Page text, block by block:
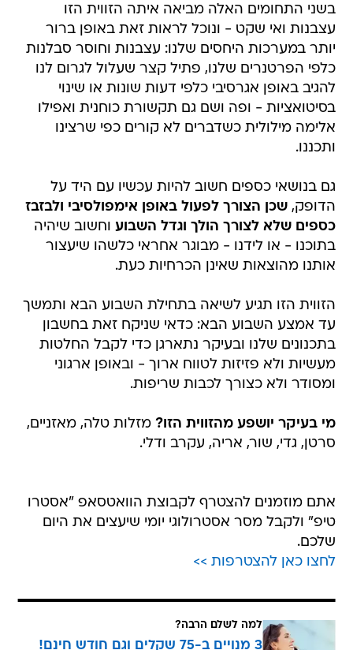
בשני התחומים האלה מביאה איתה הזווית הזו
עצבנות ואי שקט - ונוכל לראות זאת באופן ברור
יותר במערכות היחסים שלנו: עצבנות וחוסר סבלנות
כלפי הפרטנרים שלנו, פתיל קצר שעלול לגרום לנו
להגיב באופן אגרסיבי כלפי דעות שונות או שינוי
בסיטואציות - ופה ושם גם תקשורת כוחנית ואפילו
אלימה מילולית כשדברים לא קורים כפי שרצינו
ותכננו.
גם בנושאי כספים חשוב להיות עכשיו עם היד על
הדופק,שכן הצורך לפעול באופן אימפולסיבי ולבזבז
כספים שלא לצורך הולך וגדל השבוע וחשוב שיהיה
בתוכנו - או לידנו - מבוגר אחראי כלשהו שיעצור
אותנו מהוצאות שאינן הכרחיות כעת.
הזווית הזו תגיע לשיאה בתחילת השבוע הבא ותמשך
עד אמצע השבוע הבא: כדאי שניקח זאת בחשבון
בתכנונים שלנו ובעיקר נתארגן כדי לקבל החלטות
מעשיות ולא פזיזות לטווח ארוך - ובאופן ארגוני
ומסודר ולא כצורך לכבות שריפות.
מי בעיקר יושפע מהזווית הזו? מזלות טלה, מאזניים,
סרטן, גדי, שור, אריה, עקרב ודלי.
אתם מוזמנים להצטרף לקבוצת הוואטסאפ "אסטרו
טיפ" ולקבל מסר אסטרולוגי יומי שיעצים את היום
שלכם.
לחצו כאן להצטרפות >>
למה לשלם הרבה?
3 מנויים ב-75 שקלים וגם חודש חינם!